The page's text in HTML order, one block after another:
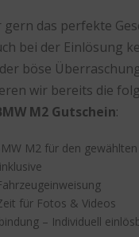
das perfekte
bei der Einlösung
böse
wir bereits die
M2 Gutschein:
M2 für den
für Fotos & Videos
– Individuell